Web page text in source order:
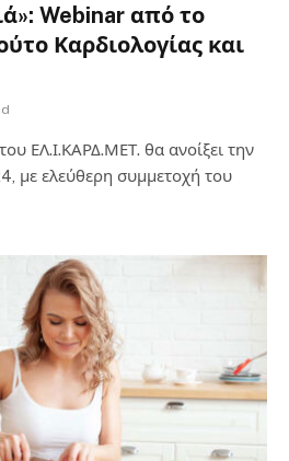
Webinar από το
Καρδιολογίας και
ΕΛ.Ι.ΚΑΡΔ.ΜΕΤ. θα ανοίξει την
με ελεύθερη συμμετοχή του